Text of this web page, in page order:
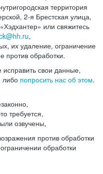
территория
2-я Брестская улица,
или свяжитесь
,
их удаление, ограничение
против обработки.
свои данные,
либо попросить нас об этом.
требуется,
озвучены,
против обработки
обработки